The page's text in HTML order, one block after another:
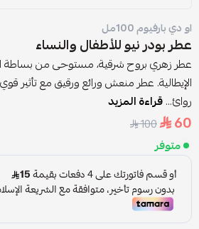
او دي بارفيوم 100مل
عطر بودر نيو للأطفال والنساء
عطر زهري بروح شرقية، مستوحى من بساطة
الإيطالية. عطر منعش ورائع ورقيق مع تأثير
روائ...قراءة المزيد
60
100
متوفر